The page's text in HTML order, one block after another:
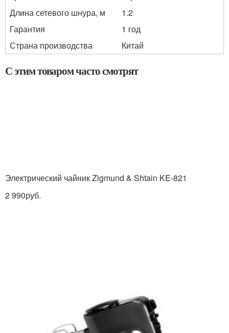
Длина сетевого шнура, м
1.2
Гарантия
1 год
Страна производства
Китай
С этим товаром часто смотрят
Электрический чайник Zigmund & Shtain KE-821
2 990руб.